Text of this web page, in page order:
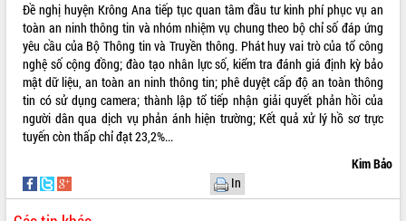
Đề nghị huyện Krông Ana tiếp tục quan tâm đầu tư kinh phí phục vụ an
toàn an ninh thông tin và nhóm nhiệm vụ chung theo bộ chỉ số đáp ứng
yêu cầu của Bộ Thông tin và Truyền thông. Phát huy vai trò của tổ công
nghệ số cộng đồng; đào tạo nhân lực số, kiểm tra đánh giá định kỳ bảo
mật dữ liệu, an toàn an ninh thông tin; phê duyệt cấp độ an toàn thông
tin có sử dụng camera; thành lập tổ tiếp nhận giải quyết phản hồi của
người dân qua dịch vụ phản ánh hiện trường; Kết quả xử lý hồ sơ trực
tuyến còn thấp chỉ đạt 23,2%...
Kim Bảo
In